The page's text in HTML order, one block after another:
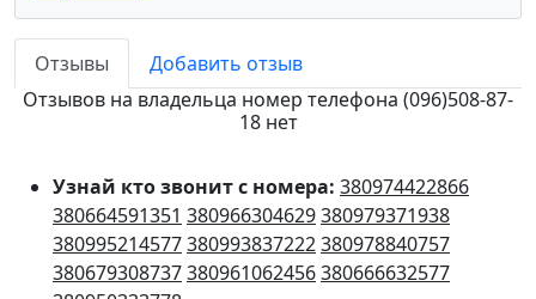
Отзывы
Добавить отзыв
Отзывов на владельца номер телефона (096)508-87-
18 нет
Узнай кто звонит с номера: 380974422866
380664591351 380966304629380979371938
380995214577380993837222380978840757
380679308737380961062456380666632577